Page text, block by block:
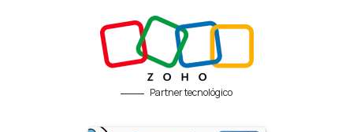
Partner tecnológico